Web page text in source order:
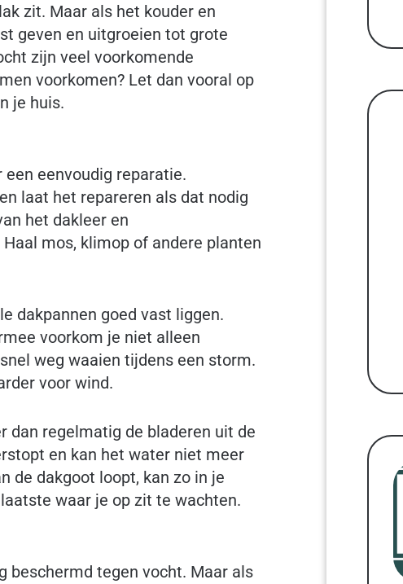
zit. Maar als het kouder en
geven en uitgroeien tot grote
zijn veel voorkomende
voorkomen? Let dan vooral op
je huis.
eenvoudig reparatie.
laat het repareren als dat nodig
het dakleer en
mos, klimop of andere planten
dakpannen goed vast liggen.
voorkom je niet alleen
weg waaien tijdens een storm.
voor wind.
dan regelmatig de bladeren uit de
en kan het water niet meer
de dakgoot loopt, kan zo in je
waar je op zit te wachten.
beschermd tegen vocht. Maar als